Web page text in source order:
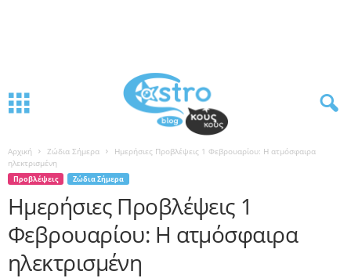
Αρχική Ζώδια Σήμερα
Ημερήσιες Προβλέψεις 1 Φεβρουαρίου: Η ατμόσφαιρα
ηλεκτρισμένη
Προβλέψεις Ζώδια Σήμερα
Ημερήσιες Προβλέψεις 1
Φεβρουαρίου: Η ατμόσφαιρα
ηλεκτρισμένη